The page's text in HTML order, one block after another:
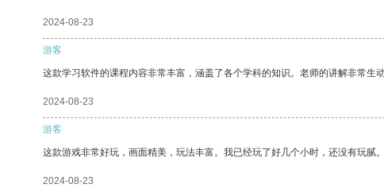
2024-08-23
游客
这款学习软件的课程内容非常丰富，涵盖了各个学科的知识。老师的讲解非常生
2024-08-23
游客
这款游戏非常好玩，画面精美，玩法丰富。我已经玩了好几个小时，还没有玩腻。
2024-08-23